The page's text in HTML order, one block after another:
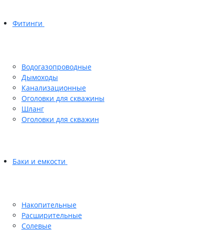
Фитинги
Водогазопроводные
Дымоходы
Канализационные
Оголовки для скважины
Шланг
Оголовки для скважин
Баки и емкости
Накопительные
Расширительные
Солевые